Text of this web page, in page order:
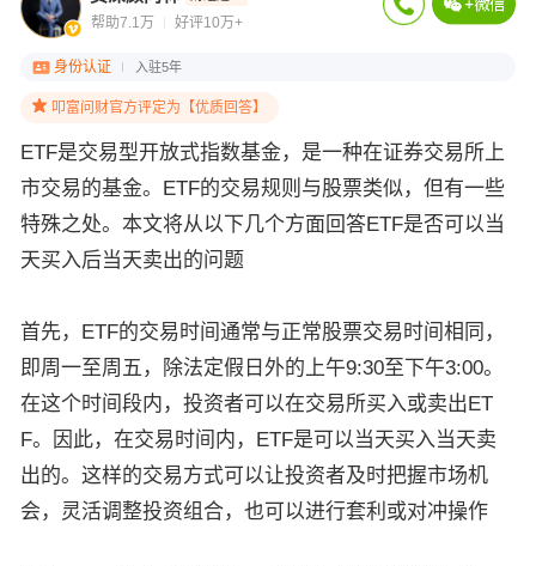
帮助7.1万 好评10万+
身份认证 入驻5年
叩富问财官方评定为【优质回答】
ETF是交易型开放式指数基金，是一种在证券交易所上
市交易的基金。ETF的交易规则与股票类似，但有一些
特殊之处。本文将从以下几个方面回答ETF是否可以当
天买入后当天卖出的问题
首先，ETF的交易时间通常与正常股票交易时间相同，
即周一至周五，除法定假日外的上午9:30至下午3:00。
在这个时间段内，投资者可以在交易所买入或卖出ET
F。因此，在交易时间内，ETF是可以当天买入当天卖
出的。这样的交易方式可以让投资者及时把握市场机
会，灵活调整投资组合，也可以进行套利或对冲操作